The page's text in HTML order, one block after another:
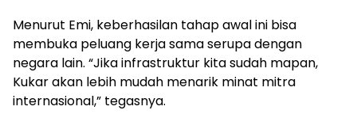
Menurut Emi, keberhasilan tahap awal ini bisa
membuka peluang kerja sama serupa dengan
negara lain. “Jika infrastruktur kita sudah mapan,
Kukar akan lebih mudah menarik minat mitra
internasional,” tegasnya.